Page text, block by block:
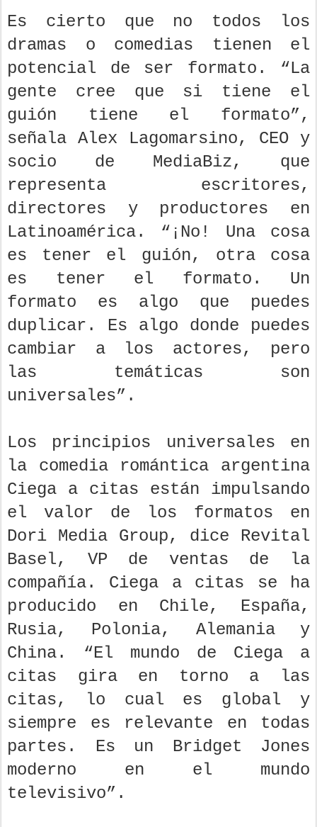
Es cierto que no todos los
dramas o comedias tienen el
potencial de ser formato. “La
gente cree que si tiene el
guión tiene el formato”,
señala Alex Lagomarsino, CEO y
socio de MediaBiz, que
representa escritores,
directores y productores en
Latinoamérica. “¡No! Una cosa
es tener el guión, otra cosa
es tener el formato. Un
formato es algo que puedes
duplicar. Es algo donde puedes
cambiar a los actores, pero
las temáticas son
universales”.
Los principios universales en
la comedia romántica argentina
Ciega a citas están impulsando
el valor de los formatos en
Dori Media Group, dice Revital
Basel, VP de ventas de la
compañía. Ciega a citas se ha
producido en Chile, España,
Rusia, Polonia, Alemania y
China. “El mundo de Ciega a
citas gira en torno a las
citas, lo cual es global y
siempre es relevante en todas
partes. Es un Bridget Jones
moderno en el mundo
televisivo”.